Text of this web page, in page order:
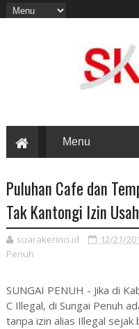
Puluhan Cafe dan
Tak Kantongi Izin
suarakerinci.id 12/21/
Penuh
SUNGAI PENUH - Jika di
C Illegal, di Sungai Penuh
tanpa izin alias Illegal